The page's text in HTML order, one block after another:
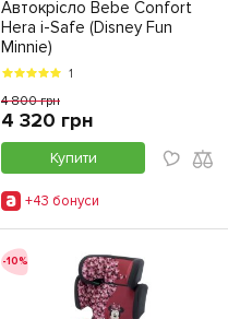
Автокрісло Bebe Confort
Hera i-Safe (Disney Fun
Minnie)
1
4 800 грн
4 320 грн
Купити
+43 бонуси
-10%